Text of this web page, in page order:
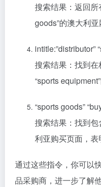
搜索结果：返回所
goods”的澳大利亚
intitle:”distributor”
搜索结果：找到在
“sports
“sports goods”
搜索结果：找到包
利亚购买页面，表
通过这些指令，你可以
品采购商，进一步了解